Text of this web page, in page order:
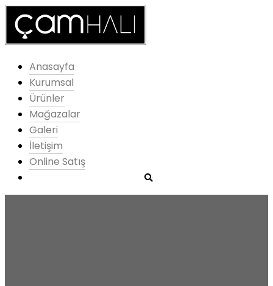
Anasayfa
Kurumsal
Ürünler
Mağazalar
Galeri
İletişim
Online Satış